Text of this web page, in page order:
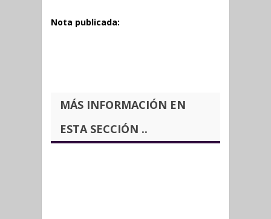
Nota publicada:
MÁS INFORMACIÓN EN
ESTA SECCIÓN ..